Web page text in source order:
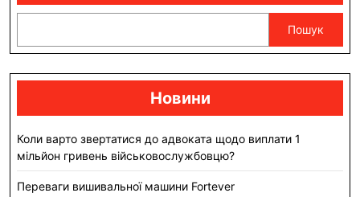
Пошук
Новини
Коли варто звертатися до адвоката щодо виплати 1
мільйон гривень військовослужбовцю?
Переваги вишивальної машини Fortever